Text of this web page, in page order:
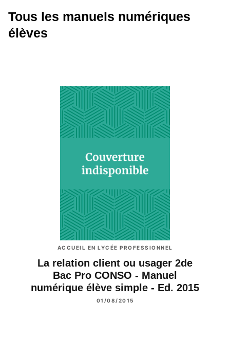
Tous les manuels numériques
élèves
ACCUEIL EN LYCÉE PROFESSIONNEL
La relation client ou usager 2de
Bac Pro CONSO - Manuel
numérique élève simple - Ed. 2015
01/08/2015